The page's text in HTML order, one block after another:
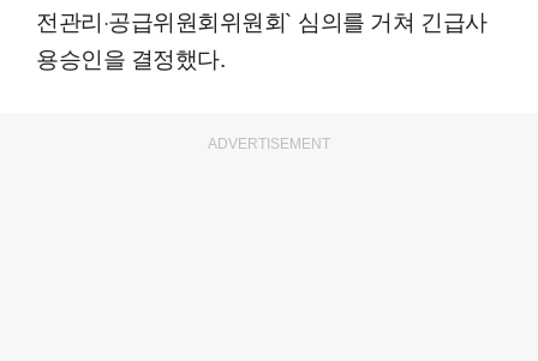
전관리·공급위원회위원회` 심의를 거쳐 긴급사
용승인을 결정했다.
ADVERTISEMENT